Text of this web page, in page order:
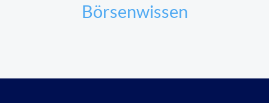
Börsenwissen